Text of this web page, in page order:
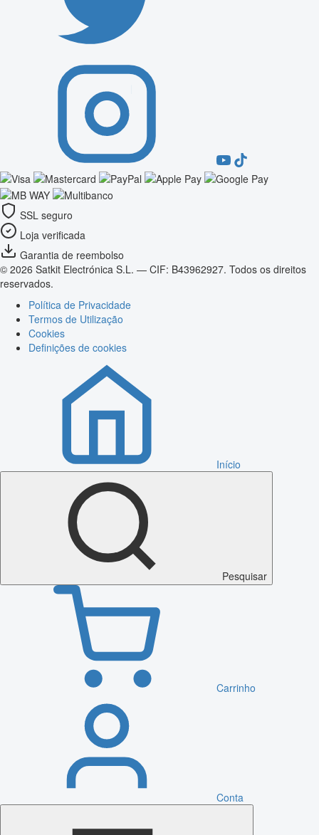
SSL seguro
Loja verificada
Garantia de reembolso
© 2026 Satkit Electrónica S.L. — CIF: B43962927. Todos os direitos
reservados.
Política de Privacidade
Termos de Utilização
Cookies
Definições de cookies
Início
Pesquisar
Carrinho
Conta